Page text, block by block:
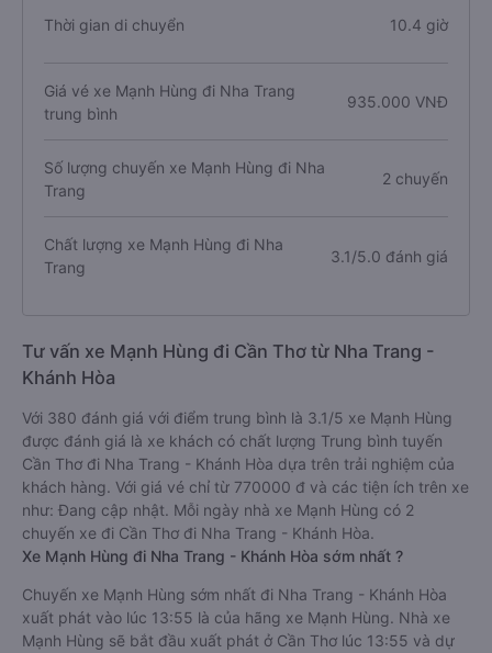
Thời gian di chuyển 10.4 giờ
Giá vé xe Mạnh Hùng đi Nha Trang
trung bình
935.000 VNĐ
Số lượng chuyến xe Mạnh Hùng đi Nha
Trang
2 chuyến
Chất lượng xe Mạnh Hùng đi Nha
Trang
3.1/5.0 đánh giá
Tư vấn xe Mạnh Hùng đi Cần Thơ từ Nha Trang -
Khánh Hòa
Với 380 đánh giá với điểm trung bình là 3.1/5 xe Mạnh Hùng
được đánh giá là xe khách có chất lượng Trung bình tuyến
Cần Thơ đi Nha Trang - Khánh Hòa dựa trên trải nghiệm của
khách hàng. Với giá vé chỉ từ 770000 đ và các tiện ích trên xe
như: Đang cập nhật. Mỗi ngày nhà xe Mạnh Hùng có 2
chuyến xe đi Cần Thơ đi Nha Trang - Khánh Hòa.
Xe Mạnh Hùng đi Nha Trang - Khánh Hòa sớm nhất ?
Chuyến xe Mạnh Hùng sớm nhất đi Nha Trang - Khánh Hòa
xuất phát vào lúc 13:55 là của hãng xe Mạnh Hùng. Nhà xe
Mạnh Hùng sẽ bắt đầu xuất phát ở Cần Thơ lúc 13:55 và dự